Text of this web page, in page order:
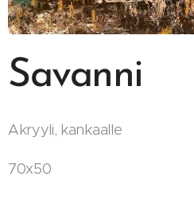
Savanni
Akryyli, kankaalle
70x50